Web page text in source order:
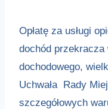
Opłatę za usługi
dochód
dochodowego,
Uchwała Rady
szczegółowych